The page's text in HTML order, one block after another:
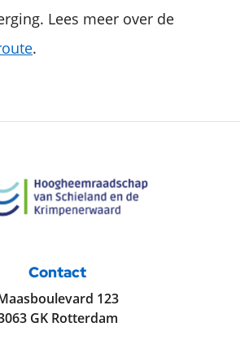
Lees meer over de
.
Contact
123
GK Rotterdam